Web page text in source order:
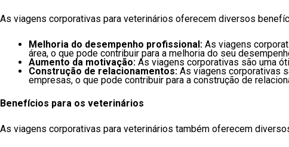
As viagens corporativas para veterinários oferecem diversos
Melhoria do desempenho profissional: As viagens
área, o que pode contribuir para a melhoria do seu
Aumento da motivação: As viagens corporativas são uma
Construção de relacionamentos: As viagens corporativas
empresas, o que pode contribuir para a construção de
Benefícios para os veterinários
As viagens corporativas para veterinários também oferecem